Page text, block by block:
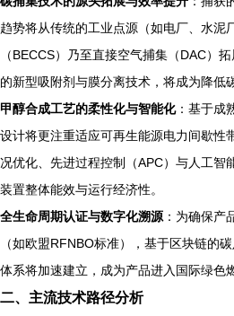
趋势将从传统的工业点源（如电厂、水泥
（BECCS）乃至直接空气捕集（DAC）
的新型吸附剂与膜分离技术，将成为降低
甲醇合成工艺的柔性化与智能化：基于成
设计将更注重适应可再生能源电力间歇性
况优化、先进过程控制（APC）与人工智
装置整体能效与运行经济性。
全生命周期认证与数字化溯源：为确保产
（如欧盟RFNBO标准），基于区块链的
体系将加速建立，成为产品进入国际绿色
二、主流技术路径分析